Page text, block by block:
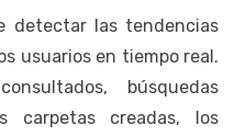
detectar las tendencias
usuarios en tiempo real.
búsquedas
carpetas creadas, los